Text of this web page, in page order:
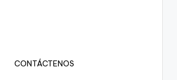
CONTÁCTENOS